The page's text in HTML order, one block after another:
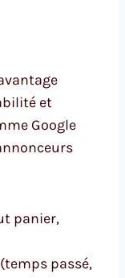
et
Google
panier,
passé,